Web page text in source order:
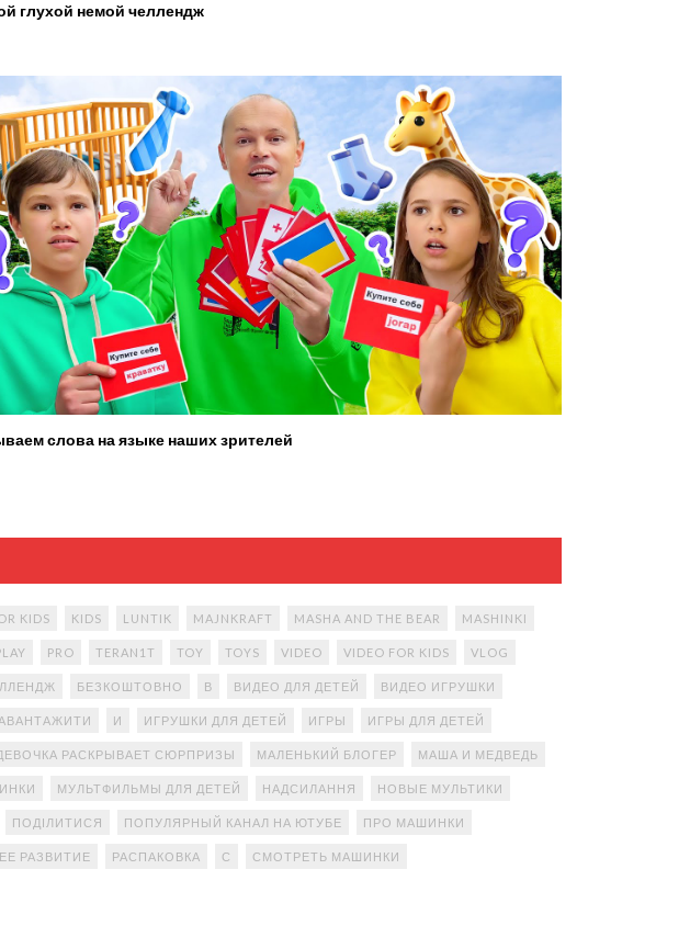
глухой немой челлендж
слова на языке наших зрителей
KIDS KIDS LUNTIK MAJNKRAFT MASHA AND THE BEAR MASHINKI
PRO TERAN1T TOY TOYS VIDEO VIDEO FOR KIDS VLOG
БЕЗКОШТОВНО В ВИДЕО ДЛЯ ДЕТЕЙ ВИДЕО ИГРУШКИ
И ИГРУШКИ ДЛЯ ДЕТЕЙ ИГРЫ ИГРЫ ДЛЯ ДЕТЕЙ
РАСКРЫВАЕТ СЮРПРИЗЫ МАЛЕНЬКИЙ БЛОГЕР МАША И МЕДВЕДЬ
МУЛЬТФИЛЬМЫ ДЛЯ ДЕТЕЙ НАДСИЛАННЯ НОВЫЕ МУЛЬТИКИ
ПОДІЛИТИСЯ ПОПУЛЯРНЫЙ КАНАЛ НА ЮТУБЕ ПРО МАШИНКИ
РАЗВИТИЕ РАСПАКОВКА С СМОТРЕТЬ МАШИНКИ